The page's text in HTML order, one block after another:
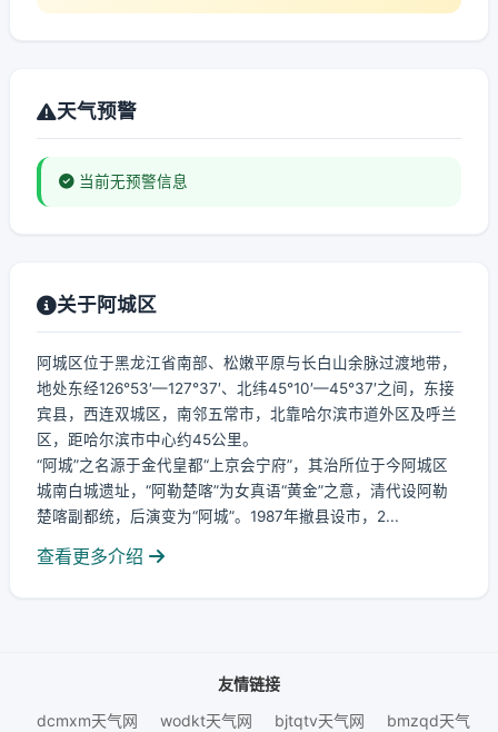
天气预警
当前无预警信息
关于阿城区
阿城区位于黑龙江省南部、松嫩平原与长白山余脉过渡地带，
地处东经126°53′—127°37′、北纬45°10′—45°37′之间，东接
宾县，西连双城区，南邻五常市，北靠哈尔滨市道外区及呼兰
区，距哈尔滨市中心约45公里。
“阿城”之名源于金代皇都“上京会宁府”，其治所位于今阿城区
城南白城遗址，“阿勒楚喀”为女真语“黄金”之意，清代设阿勒
楚喀副都统，后演变为“阿城”。1987年撤县设市，2...
查看更多介绍
友情链接
dcmxm天气网
wodkt天气网 bjtqtv天气网 bmzqd天气